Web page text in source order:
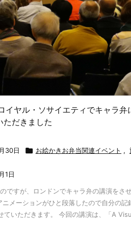
イヤル・ソサイエティでキャラ弁
ただきました
30日  お絵かきお弁当関連イベント ,
1日
ですが、ロンドンでキャラ弁の講演をさ
ニメーションがひと段落したので自分の記
ていただきます。 今回の講演は、「A